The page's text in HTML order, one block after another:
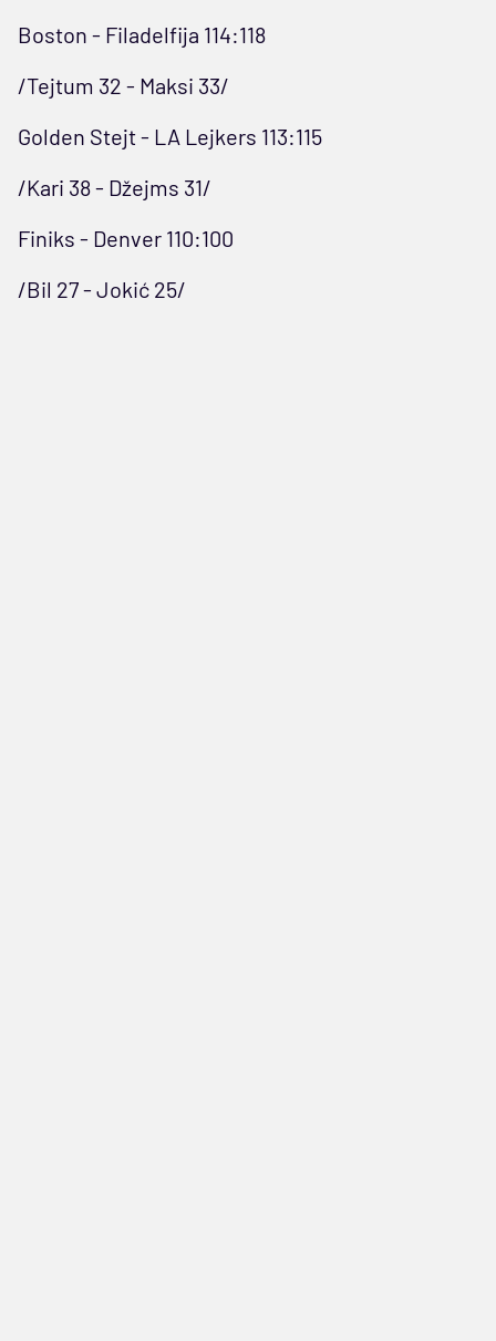
Boston - Filadelfija 114:118
/Tejtum 32 - Maksi 33/
Golden Stejt - LA Lejkers 113:115
/Kari 38 - Džejms 31/
Finiks - Denver 110:100
/Bil 27 - Jokić 25/